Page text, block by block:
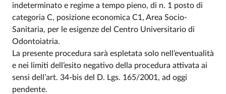
indeterminato e regime a tempo pieno, di n. 1 posto di
categoria C, posizione economica C1, Area Socio-
Sanitaria, per le esigenze del Centro Universitario di
Odontoiatria.
La presente procedura sarà espletata solo nell’eventualità
e nei limiti dell’esito negativo della procedura attivata ai
sensi dell’art. 34-bis del D. Lgs. 165/2001, ad oggi
pendente.